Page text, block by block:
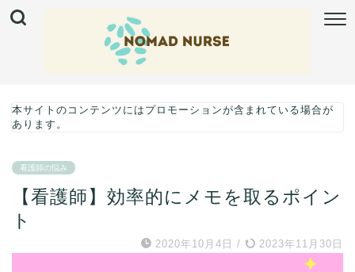
本サイトのコンテンツにはプロモーションが含まれている場合が
あります。
看護師の悩み
【看護師】効率的にメモを取るポイン
ト
2020年10月4日 / 2023年11月30日